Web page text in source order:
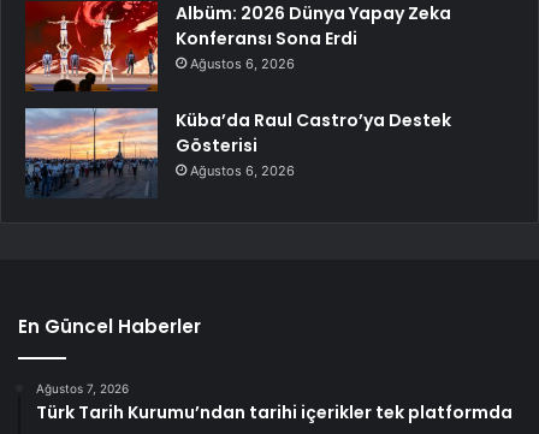
Albüm: 2026 Dünya Yapay Zeka
Konferansı Sona Erdi
Ağustos 6, 2026
Küba’da Raul Castro’ya Destek
Gösterisi
Ağustos 6, 2026
En Güncel Haberler
Ağustos 7, 2026
Türk Tarih Kurumu’ndan tarihi içerikler tek platformda